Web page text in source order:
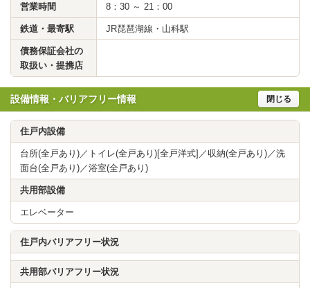
営業時間 8：30 ～ 21：00
鉄道・最寄駅 JR琵琶湖線・山科駅
債務保証会社の
取扱い・提携店
設備情報・バリアフリー情報 閉じる
住戸内設備
台所(全戸あり)／トイレ(全戸あり)[全戸洋式]／収納(全戸あり)／洗
面台(全戸あり)／浴室(全戸あり)
共用部設備
エレベーター
住戸内バリアフリー状況
共用部バリアフリー状況